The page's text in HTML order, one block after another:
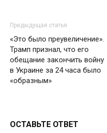
Предыдущая статья
«Это было преувеличение».
Трамп признал, что его
обещание закончить войну
в Украине за 24 часа было
«образным»
ОСТАВЬТЕ ОТВЕТ